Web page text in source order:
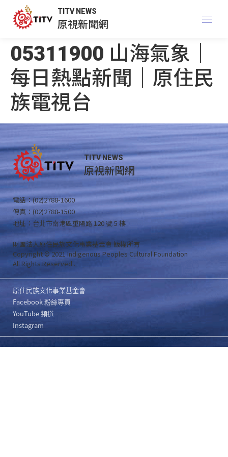
TITV NEWS
原視新聞網
05311900 山海氣象｜
每日熱點新聞｜原住民
族電視台
TITV NEWS
原視新聞網
電話：(02)2788-1600
傳真：(02)2788-1500
地址：台北市南港區重陽路 120 號 5 樓
財團法人原住民族文化事業基金會 版權所有
Copyright © 2021 Indigenous Peoples Cultural Foundation
All Rights Reserved .
原住民族文化事業基金會
Facebook 粉絲專頁
YouTube 頻道
Instagram